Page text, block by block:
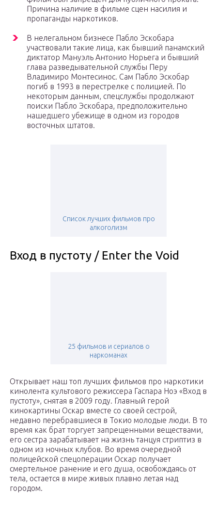
Причина наличие в фильме сцен насилия и
пропаганды наркотиков.
В нелегальном бизнесе Пабло Эскобара
участвовали такие лица, как бывший панамский
диктатор Мануэль Антонио Норьега и бывший
глава разведывательной службы Перу
Владимиро Монтесинос. Сам Пабло Эскобар
погиб в 1993 в перестрелке с полицией. По
некоторым данным, спецслужбы продолжают
поиски Пабло Эскобара, предположительно
нашедшего убежище в одном из городов
восточных штатов.
Список лучших фильмов про
алкоголизм
Вход в пустоту / Enter the Void
25 фильмов и сериалов о
наркоманах
Открывает наш топ лучших фильмов про наркотики
кинолента культового режиссера Гаспара Ноэ «Вход в
пустоту», снятая в 2009 году. Главный герой
кинокартины Оскар вместе со своей сестрой,
недавно перебравшиеся в Токио молодые люди. В то
время как брат торгует запрещенными веществами,
его сестра зарабатывает на жизнь танцуя стриптиз в
одном из ночных клубов. Во время очередной
полицейской спецоперации Оскар получает
смертельное ранение и его душа, освобождаясь от
тела, остается в мире живых плавно летая над
городом.